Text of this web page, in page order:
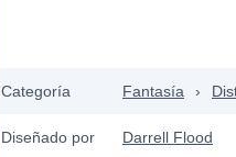
Categoría Fantasía ›
Diseñado por Darrell Flood